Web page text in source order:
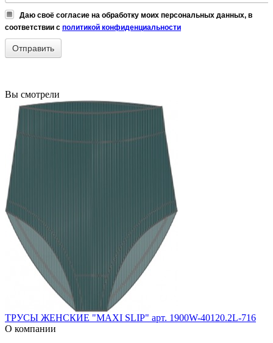
Даю своё согласие на обработку моих персональных данных, в
соответствии с политикой конфиденциальности
Вы смотрели
ТРУСЫ ЖЕНСКИЕ "MAXI SLIP" арт. 1900W-40120.2L-716
О компании